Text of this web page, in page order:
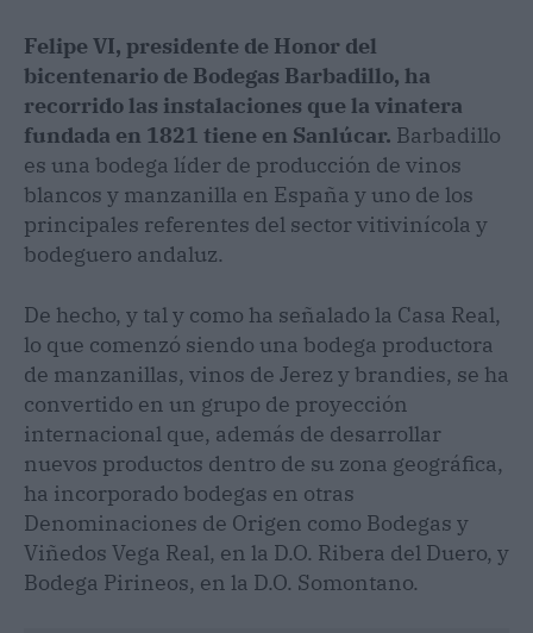
Felipe VI, presidente de Honor del
bicentenario de Bodegas Barbadillo, ha
recorrido las instalaciones que la vinatera
fundada en 1821 tiene en Sanlúcar. Barbadillo
es una bodega líder de producción de vinos
blancos y manzanilla en España y uno de los
principales referentes del sector vitivinícola y
bodeguero andaluz.
De hecho, y tal y como ha señalado la Casa Real,
lo que comenzó siendo una bodega productora
de manzanillas, vinos de Jerez y brandies, se ha
convertido en un grupo de proyección
internacional que, además de desarrollar
nuevos productos dentro de su zona geográfica,
ha incorporado bodegas en otras
Denominaciones de Origen como Bodegas y
Viñedos Vega Real, en la D.O. Ribera del Duero, y
Bodega Pirineos, en la D.O. Somontano.